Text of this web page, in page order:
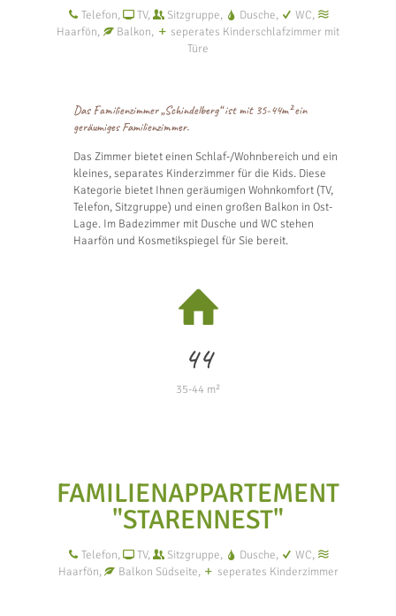
Telefon, TV, Sitzgruppe, Dusche,
WC,
Haarfön,
Balkon,
seperates Kinderschlafzimmer mit
Türe
Das Familienzimmer „Schindelberg“ ist mit 35-44m² ein
geräumiges Familienzimmer.
Das Zimmer bietet einen Schlaf-/Wohnbereich und ein
kleines, separates Kinderzimmer für die Kids. Diese
Kategorie bietet Ihnen geräumigen Wohnkomfort (TV,
Telefon, Sitzgruppe) und einen großen Balkon in Ost-
Lage. Im Badezimmer mit Dusche und WC stehen
Haarfön und Kosmetikspiegel für Sie bereit.
44
35-44 m²
FAMILIENAPPARTEMENT
"STARENNEST"
Telefon, TV, Sitzgruppe, Dusche,
WC,
Haarfön,
Balkon Südseite, seperates Kinderzimmer